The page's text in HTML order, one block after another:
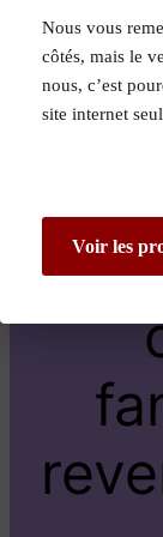
Nous vous
côtés, mais le
nous, c’est
site internet
Voir les